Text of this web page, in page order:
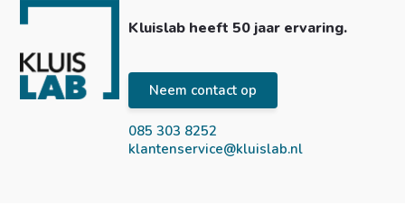
Kluislab heeft 50 jaar ervaring.
Neem contact op
085 303 8252
klantenservice@kluislab.nl